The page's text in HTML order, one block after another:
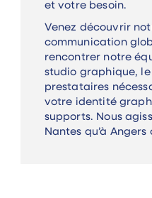
et votre besoin.
Venez découvrir
communication
rencontrer notre
studio graphique,
prestataires
votre identité
supports. Nous
Nantes qu’à